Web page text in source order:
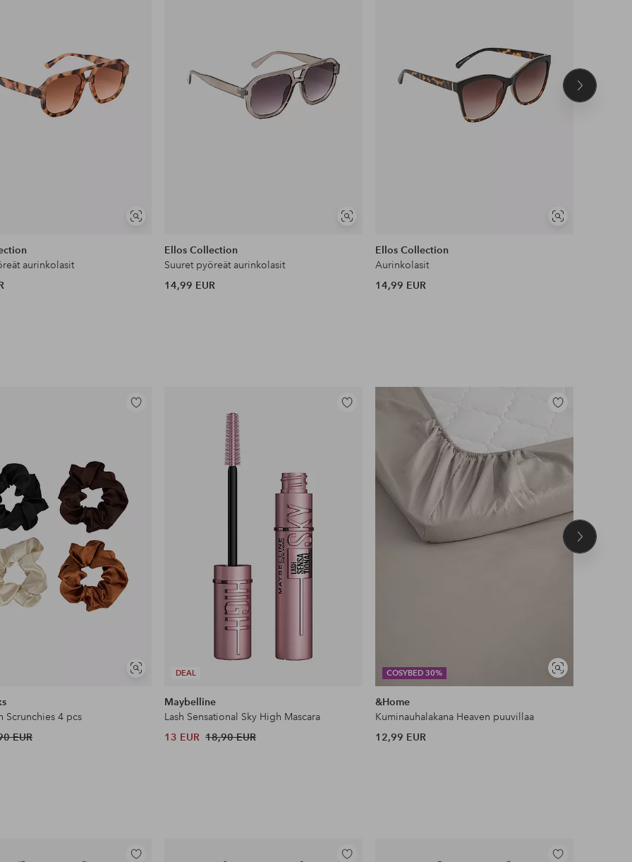
Näytä
aurinkolasit
Näytä
Ellos Collection
Suuret pyöreät aurinkolasit
14,99 EUR
Näytä
Ellos Collection
Aurinkolasit
14,99 EUR
Seuraava
Näytä
Lisää
Scrunchies 4 pcs
EUR
DEAL
Lisää
Maybelline
Lash Sensational Sky High Mascara
13 EUR 18,90 EUR
COSYBED 30%
Näytä
samankaltaisia
Lisää
&Home
Kuminauhalakana Heaven puuvillaa
12,99 EUR
Seuraava